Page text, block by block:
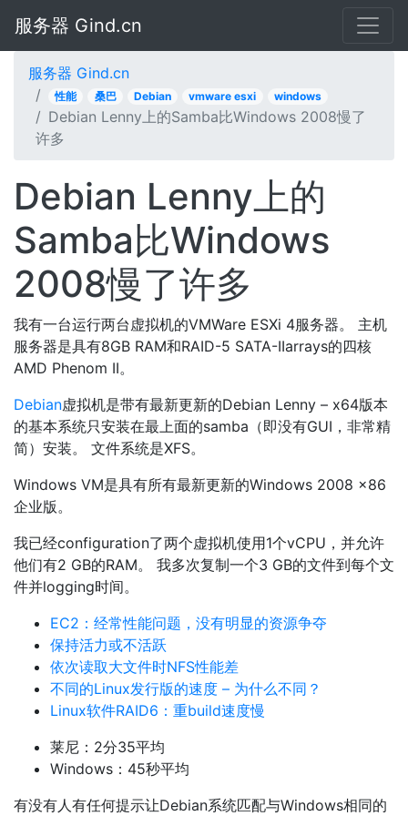
服务器 Gind.cn
服务器 Gind.cn
性能 桑巴 Debian vmware esxi windows
Debian Lenny上的Samba比Windows 2008慢了
许多
Debian Lenny上的
Samba比Windows
2008慢了许多
我有一台运行两台虚拟机的VMWare ESXi 4服务器。 主机
服务器是具有8GB RAM和RAID-5 SATA-IIarrays的四核
AMD Phenom II。
Debian虚拟机是带有最新更新的Debian Lenny – x64版本
的基本系统只安装在最上面的samba（即没有GUI，非常精
简）安装。 文件系统是XFS。
Windows VM是具有所有最新更新的Windows 2008 x86
企业版。
我已经configuration了两个虚拟机使用1个vCPU，并允许
他们有2 GB的RAM。 我多次复制一个3 GB的文件到每个文
件并logging时间。
EC2：经常性能问题，没有明显的资源争夺
保持活力或不活跃
依次读取大文件时NFS性能差
不同的Linux发行版的速度 – 为什么不同？
Linux软件RAID6：重build速度慢
莱尼：2分35平均
Windows：45秒平均
有没有人有任何提示让Debian系统匹配与Windows相同的